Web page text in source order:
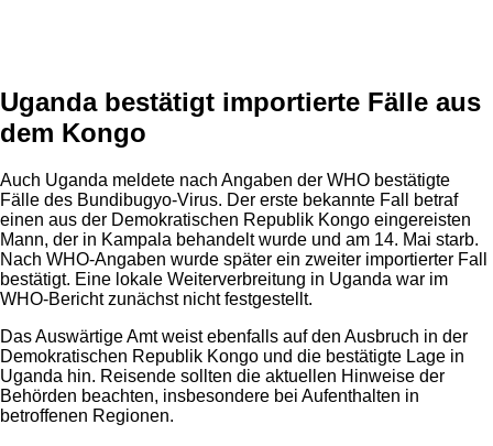
Uganda bestätigt importierte Fälle aus
dem Kongo
Auch Uganda meldete nach Angaben der WHO bestätigte
Fälle des Bundibugyo-Virus. Der erste bekannte Fall betraf
einen aus der Demokratischen Republik Kongo eingereisten
Mann, der in Kampala behandelt wurde und am 14. Mai starb.
Nach WHO-Angaben wurde später ein zweiter importierter Fall
bestätigt. Eine lokale Weiterverbreitung in Uganda war im
WHO-Bericht zunächst nicht festgestellt.
Das Auswärtige Amt weist ebenfalls auf den Ausbruch in der
Demokratischen Republik Kongo und die bestätigte Lage in
Uganda hin. Reisende sollten die aktuellen Hinweise der
Behörden beachten, insbesondere bei Aufenthalten in
betroffenen Regionen.